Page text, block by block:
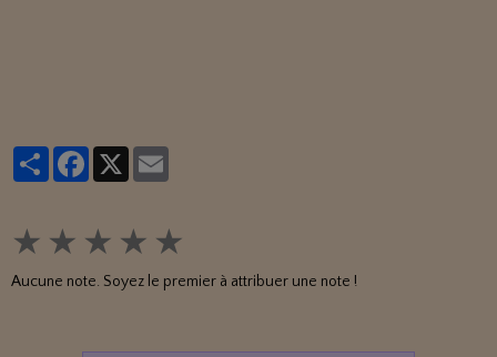
PartagerFacebook
★ ★ ★ ★ ★
Aucune note. Soyez le premier à attribuer une note !